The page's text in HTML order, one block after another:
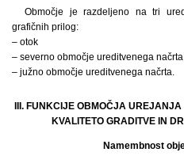
Območje je razdeljeno na tri
grafičnih prilog:
– otok
– severno območje ureditvenega načrta
– južno območje ureditvenega načrta.
III. FUNKCIJE OBMOČJA
KVALITETO GRADITVE IN
Namembnost